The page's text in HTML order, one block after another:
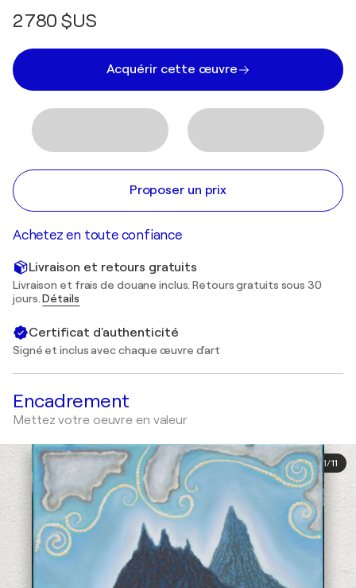
2 780 $US
Acquérir cette œuvre
Proposer un prix
Achetez en toute confiance
Livraison et retours gratuits
Livraison et frais de douane inclus. Retours gratuits sous 30
jours.Détails
Certificat d'authenticité
Signé et inclus avec chaque œuvre d'art
Encadrement
Mettez votre oeuvre en valeur
1/11